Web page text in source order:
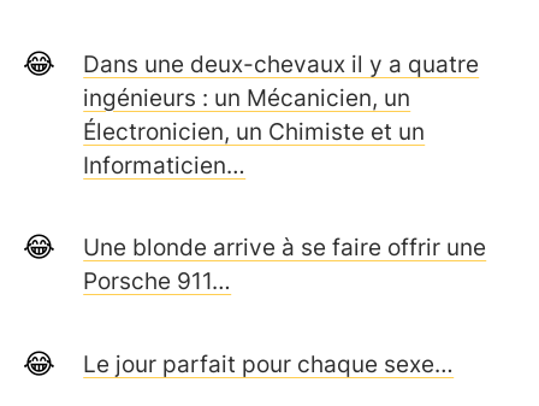
Dans une deux-chevaux il y a quatre
ingénieurs : un Mécanicien, un
Électronicien, un Chimiste et un
Informaticien…
Une blonde arrive à se faire offrir une
Porsche 911…
Le jour parfait pour chaque sexe…